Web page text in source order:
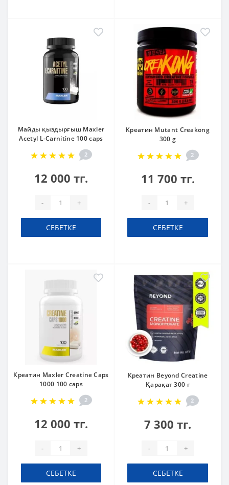
Майды қыздырғыш Maxler
Acetyl L-Carnitine 100 caps
2
12 000 тг.
- +
СЕБЕТКЕ
Креатин Mutant Creakong
300 g
2
11 700 тг.
- +
СЕБЕТКЕ
Креатин Maxler Creatine Caps
1000 100 caps
2
12 000 тг.
- +
СЕБЕТКЕ
Креатин Beyond Creatine
Қарақат 300 г
2
7 300 тг.
- +
СЕБЕТКЕ